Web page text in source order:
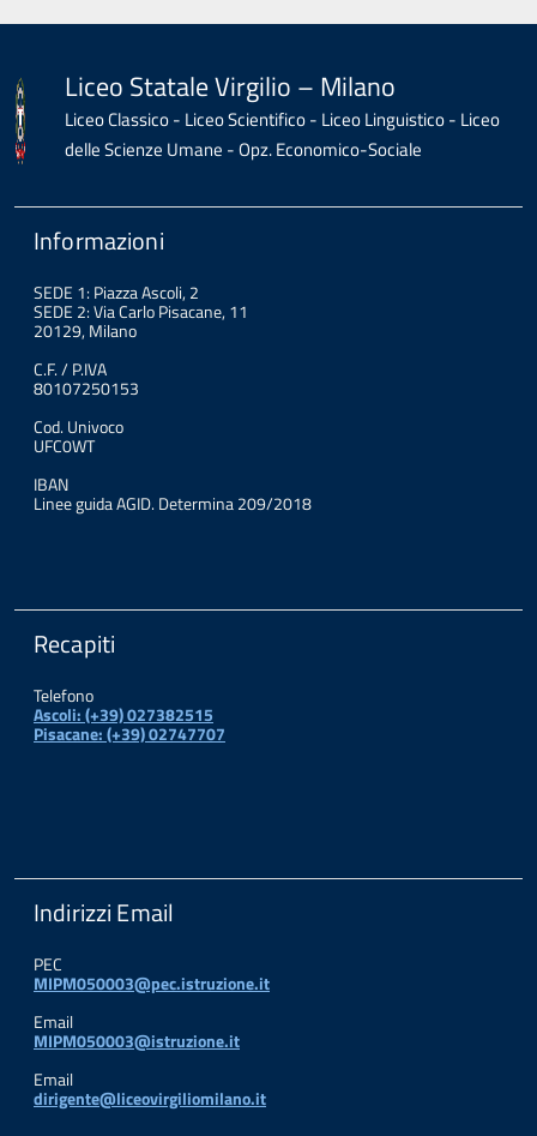
Liceo Statale Virgilio – Milano
Liceo Classico - Liceo Scientifico - Liceo Linguistico - Liceo
delle Scienze Umane - Opz. Economico-Sociale
Informazioni
SEDE 1: Piazza Ascoli, 2
SEDE 2: Via Carlo Pisacane, 11
20129, Milano
C.F. / P.IVA
80107250153
Cod. Univoco
UFC0WT
IBAN
Linee guida AGID. Determina 209/2018
Recapiti
Telefono
Ascoli: (+39) 027382515
Pisacane: (+39) 02747707
Indirizzi Email
PEC
MIPM050003@pec.istruzione.it
Email
MIPM050003@istruzione.it
Email
dirigente@liceovirgiliomilano.it